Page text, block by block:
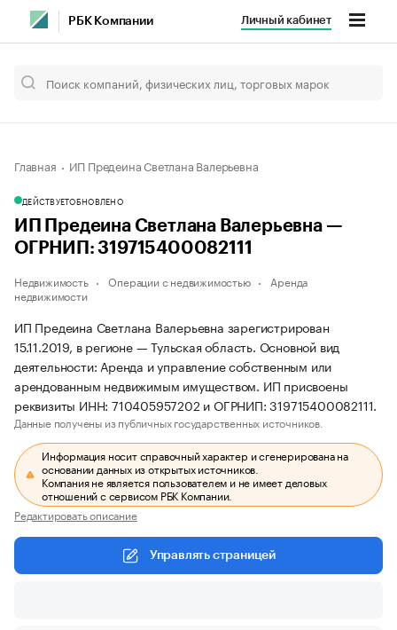
РБК Компании Личный кабинет
Главная ИП Предеина Светлана Валерьевна
ДЕЙСТВУЕТОБНОВЛЕНО
ИП Предеина Светлана Валерьевна —
ОГРНИП: 319715400082111
Недвижимость Операции с недвижимостью
Аренда
недвижимости
ИП Предеина Светлана Валерьевна зарегистрирован
15.11.2019, в регионе — Тульская область. Основной вид
деятельности: Аренда и управление собственным или
арендованным недвижимым имуществом. ИП присвоены
реквизиты ИНН: 710405957202 и ОГРНИП: 319715400082111.
Данные получены из публичных государственных источников.
Информация носит справочный характер и сгенерирована на
основании данных из открытых источников.
Компания не является пользователем и не имеет деловых
отношений с сервисом РБК Компании.
Редактировать описание
Управлять страницей